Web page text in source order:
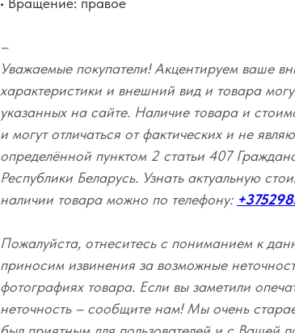
–
Уважаемые покупатели! Акцентируем ваше
характеристики и внешний вид и товара
указанных на сайте. Наличие товара и
и могут отличаться от фактических и не
определённой пунктом 2 статьи 407
Республики Беларусь. Узнать актуальную
наличии товара можно по телефону:
Пожалуйста, отнеситесь с пониманием к
приносим извинения за возможные
фотографиях товара. Если вы заметили
неточность – сообщите нам! Мы очень